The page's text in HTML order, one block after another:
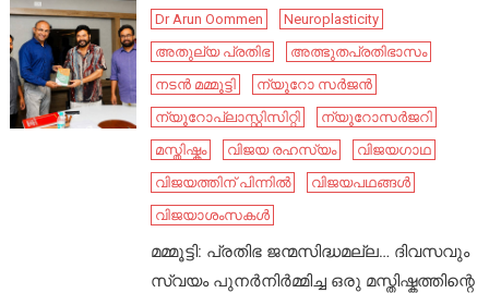
Dr Arun Oommen
Neuroplasticity
അതുല്യ പ്രതിഭ
അത്ഭുതപ്രതിഭാസം
നടൻ മമ്മൂട്ടി
ന്യൂറോ സർജൻ
ന്യൂറോപ്ലാസ്റ്റിസിറ്റി
ന്യൂറോസർജറി
മസ്തിഷ്കം
വിജയ രഹസ്യം
വിജയഗാഥ
വിജയത്തിന് പിന്നിൽ
വിജയപഥങ്ങൾ
വിജയാശംസകൾ
മമ്മൂട്ടി: പ്രതിഭ ജന്മസിദ്ധമല്ല… ദിവസവും
സ്വയം പുനർനിർമ്മിച്ച ഒരു മസ്തിഷ്കത്തിന്റെ